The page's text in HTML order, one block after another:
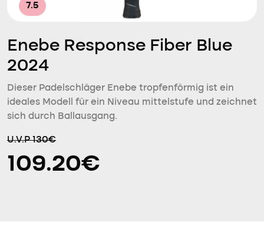
7.5
Enebe Response Fiber Blue
2024
Dieser Padelschläger Enebe tropfenförmig ist ein
ideales Modell für ein Niveau mittelstufe und zeichnet
sich durch Ballausgang.
U.V.P 130€
109.20€